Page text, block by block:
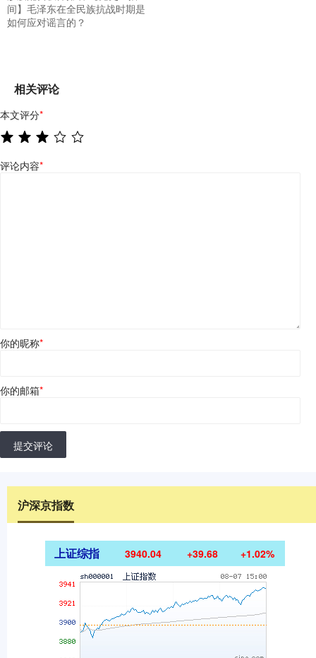
间】毛泽东在全民族抗战时期是
如何应对谣言的？
相关评论
本文评分*
评论内容*
你的昵称*
你的邮箱*
提交评论
沪深京指数
上证综指 3940.04 +39.68 +1.02%